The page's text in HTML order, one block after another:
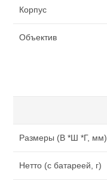
Корпус
Объектив
Размеры (В *Ш *Г, мм)
Нетто (с батареей, г)